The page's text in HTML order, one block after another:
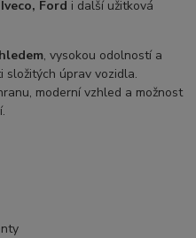
Ford i další užitková
, vysokou odolností a
složitých úprav vozidla.
moderní vzhled a možnost